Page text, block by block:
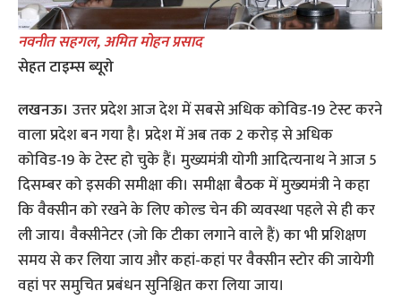
नवनीत सहगल, अमित मोहन प्रसाद
सेहत टाइम्‍स ब्‍यूरो
लखनऊ।उत्तर प्रदेश आज देश में सबसे अधिक कोविड-19 टेस्ट करने
वाला प्रदेश बन गया है। प्रदेश में अब तक 2 करोड़ से अधिक
कोविड-19 के टेस्ट हो चुके हैं। मुख्यमंत्री योगी आदित्‍यनाथ ने आज 5
दिसम्‍बर को इसकी समीक्षा की। समीक्षा बैठक में मुख्‍यमंत्री ने कहा
कि वैक्सीन को रखने के लिए कोल्ड चेन की व्यवस्था पहले से ही कर
ली जाय। वैक्सीनेटर (जो कि टीका लगाने वाले हैं) का भी प्रशिक्षण
समय से कर लिया जाय और कहां-कहां पर वैक्सीन स्टोर की जायेगी
वहां पर समुचित प्रबंधन सुनिश्चित करा लिया जाय।